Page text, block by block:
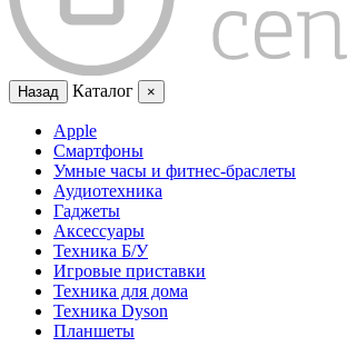
Назад Каталог ×
Apple
Смартфоны
Умные часы и фитнес-браслеты
Аудиотехника
Гаджеты
Аксессуары
Техника Б/У
Игровые приставки
Техника для дома
Техника Dyson
Планшеты